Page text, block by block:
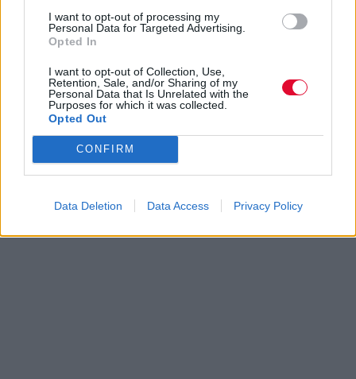
I want to opt-out of processing my
Personal Data for Targeted Advertising.
Opted In
I want to opt-out of Collection, Use,
Retention, Sale, and/or Sharing of my
Personal Data that Is Unrelated with the
Purposes for which it was collected.
Opted Out
CONFIRM
Data Deletion Data Access Privacy Policy